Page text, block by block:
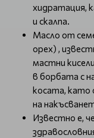
хидратация,
и скалпа.
Масло от
орех) ,
мастни
в борбата с
косата, като
на
Известно е,